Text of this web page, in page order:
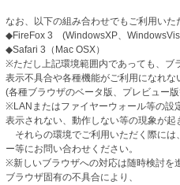
なお、以下の組み合わせでもご利用いた
◆FireFox 3 (WindowsXP、
◆Safari 3（Mac OSX）
※ただし上記環境範囲内であっても、ブ
表示不具合や各種機能がご利用になれな
(各種ブラウザのベータ版、プレビュー
※LANまたはファイヤーウォール等の設
表示されない、動作しない等の現象が起
それらの環境でご利用いただく際には
ー等にお問い合わせください。
※新しいブラウザへの対応は随時検討を
ブラウザ固有の不具合により、